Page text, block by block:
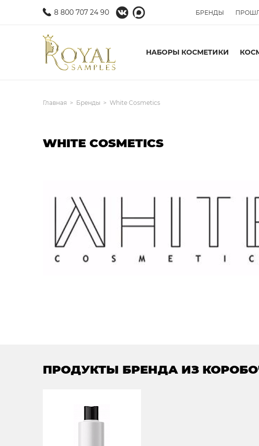
8 800 707 24 90 БРЕНДЫ
НАБОРЫ КОСМЕТИКИ
Главная Бренды White Cosmetics
WHITE COSMETICS
ПРОДУКТЫ БРЕНДА ИЗ